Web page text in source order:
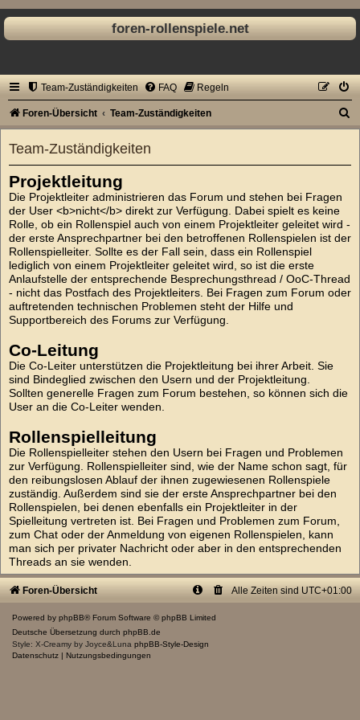
foren-rollenspiele.net
Team-Zuständigkeiten FAQ Regeln
Foren-Übersicht Team-Zuständigkeiten
Team-Zuständigkeiten
Projektleitung
Die Projektleiter administrieren das Forum und stehen bei Fragen
der User <b>nicht</b> direkt zur Verfügung. Dabei spielt es keine
Rolle, ob ein Rollenspiel auch von einem Projektleiter geleitet wird -
der erste Ansprechpartner bei den betroffenen Rollenspielen ist der
Rollenspielleiter. Sollte es der Fall sein, dass ein Rollenspiel
lediglich von einem Projektleiter geleitet wird, so ist die erste
Anlaufstelle der entsprechende Besprechungsthread / OoC-Thread
- nicht das Postfach des Projektleiters. Bei Fragen zum Forum oder
auftretenden technischen Problemen steht der Hilfe und
Supportbereich des Forums zur Verfügung.
Co-Leitung
Die Co-Leiter unterstützen die Projektleitung bei ihrer Arbeit. Sie
sind Bindeglied zwischen den Usern und der Projektleitung.
Sollten generelle Fragen zum Forum bestehen, so können sich die
User an die Co-Leiter wenden.
Rollenspielleitung
Die Rollenspielleiter stehen den Usern bei Fragen und Problemen
zur Verfügung. Rollenspielleiter sind, wie der Name schon sagt, für
den reibungslosen Ablauf der ihnen zugewiesenen Rollenspiele
zuständig. Außerdem sind sie der erste Ansprechpartner bei den
Rollenspielen, bei denen ebenfalls ein Projektleiter in der
Spielleitung vertreten ist. Bei Fragen und Problemen zum Forum,
zum Chat oder der Anmeldung von eigenen Rollenspielen, kann
man sich per privater Nachricht oder aber in den entsprechenden
Threads an sie wenden.
Foren-Übersicht Alle Zeiten sind UTC+01:00
Powered by phpBB® Forum Software © phpBB Limited
Deutsche Übersetzung durch phpBB.de
Style: X-Creamy by Joyce&Luna phpBB-Style-Design
Datenschutz
Nutzungsbedingungen